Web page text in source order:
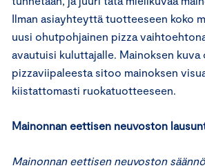
Ilman asiayhteyttä tuotteeseen koko
uusi ohutpohjainen pizza
avautuisi kuluttajalle. Mainoksen kuva
pizzaviipaleesta sitoo mainoksen
kiistattomasti ruokatuotteeseen.
Mainonnan eettisen neuvoston
Mainonnan eettisen neuvoston